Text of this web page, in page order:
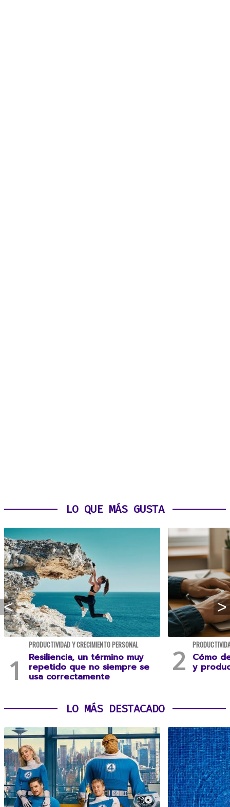
LO QUE MÁS GUSTA
PRODUCTIVIDAD Y CRECIMIENTO PERSONAL
Resiliencia, un término muy
repetido que no siempre se
usa correctamente
Cómo
y
LO MÁS DESTACADO